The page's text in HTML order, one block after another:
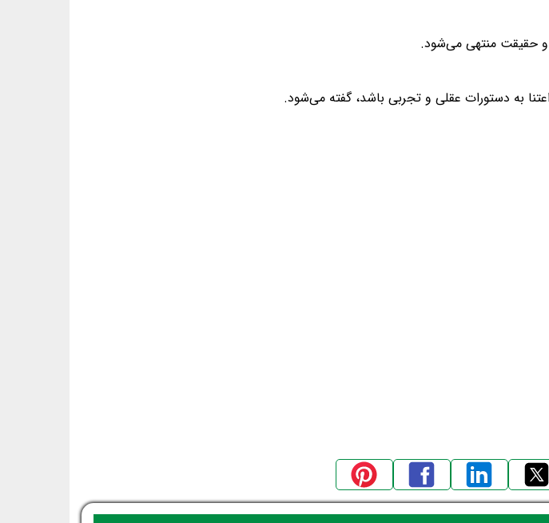
و حقیقت منتهی می‌شود.
به دستورات عقلی و تجربی باشد، گفته می‌شود.